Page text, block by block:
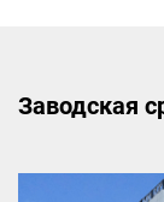
Заводская